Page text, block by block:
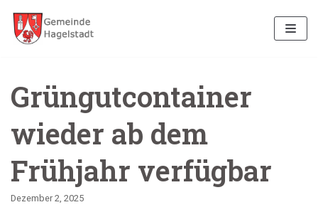
Zum
Inhalt
Grüngutcontainer
wieder ab dem
Frühjahr verfügbar
Dezember 2, 2025